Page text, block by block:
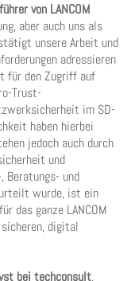
von LANCOM
aber auch uns als
unsere Arbeit und
adressieren
für den Zugriff auf
Trust-
im SD-
haben hierbei
jedoch auch durch
und
Beratungs- und
wurde, ist ein
das ganze LANCOM
digital
bei techconsult,